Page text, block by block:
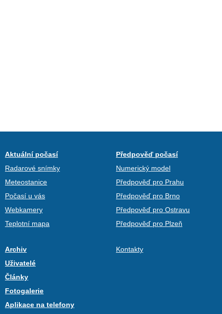
Aktuální počasí
Radarové snímky
Meteostanice
Počasí u vás
Webkamery
Teplotní mapa
Předpověď počasí
Numerický model
Předpověď pro Prahu
Předpověď pro Brno
Předpověď pro Ostravu
Předpověď pro Plzeň
Archiv
Uživatelé
Články
Fotogalerie
Aplikace na telefony
Kontakty